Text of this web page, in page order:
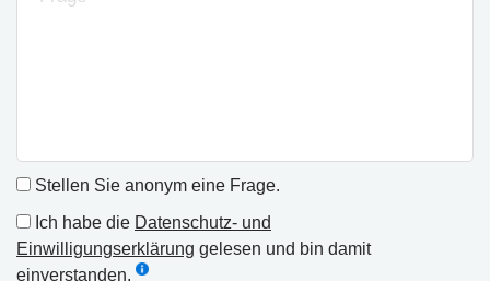
Stellen Sie anonym eine Frage.
Ich habe die Datenschutz- und
Einwilligungserklärung gelesen und bin damit
einverstanden.